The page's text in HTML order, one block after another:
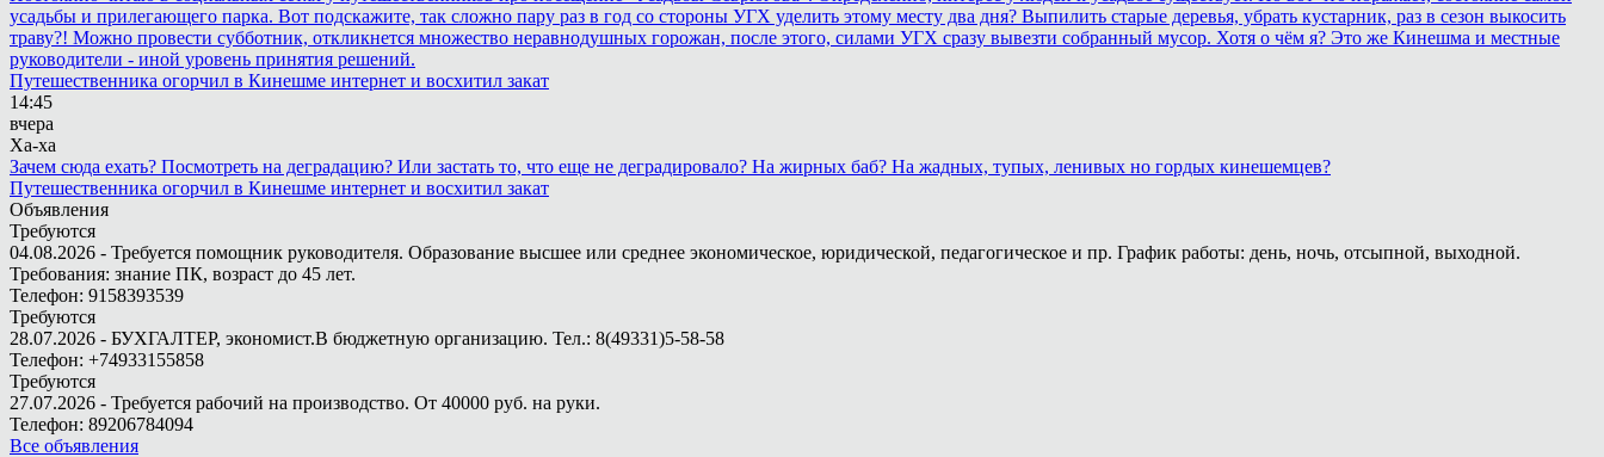
усадьбы и прилегающего парка. Вот подскажите, так сложно пару раз в год со стороны УГХ уделить этому месту два дня? Выпилить старые деревья, убрать кустарник, раз в сезон выкосить
траву?! Можно провести субботник, откликнется множество неравнодушных горожан, после этого, силами УГХ сразу вывезти собранный мусор. Хотя о чём я? Это же Кинешма и местные
руководители - иной уровень принятия решений.
Путешественника огорчил в Кинешме интернет и восхитил закат
14:45
вчера
Ха-ха
Зачем сюда ехать? Посмотреть на деградацию? Или застать то, что еще не деградировало? На жирных баб? На жадных, тупых, ленивых но гордых кинешемцев?
Путешественника огорчил в Кинешме интернет и восхитил закат
Объявления
Требуются
04.08.2026 - Требуется помощник руководителя. Образование высшее или среднее экономическое, юридической, педагогическое и пр. График работы: день, ночь, отсыпной, выходной.
Требования: знание ПК, возраст до 45 лет.
Телефон: 9158393539
Требуются
28.07.2026 - БУХГАЛТЕР, экономист.В бюджетную организацию. Тел.: 8(49331)5-58-58
Телефон: +74933155858
Требуются
27.07.2026 - Требуется рабочий на производство. От 40000 руб. на руки.
Телефон: 89206784094
Все объявления